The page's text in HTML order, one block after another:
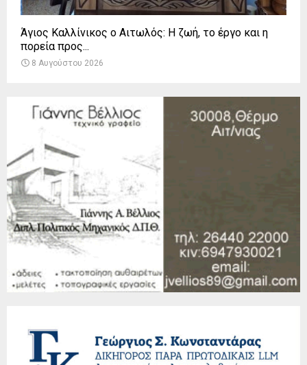
Άγιος Καλλίνικος ο Αιτωλός: Η ζωή, το έργο και η
πορεία προς...
8 Αυγούστου 2026